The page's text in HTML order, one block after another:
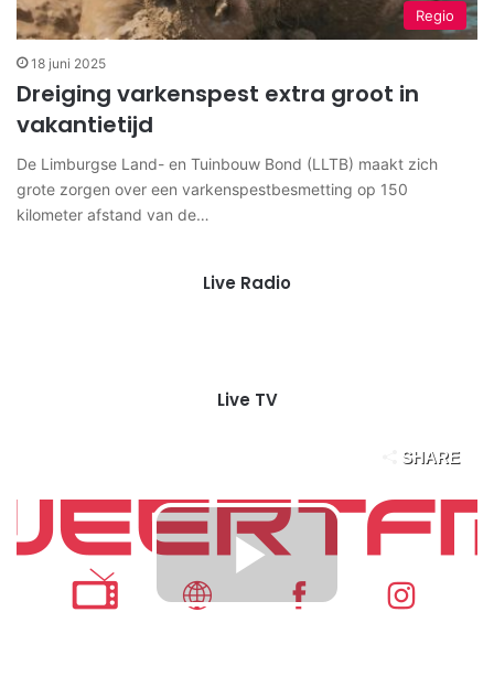
Regio
18 juni 2025
Dreiging varkenspest extra groot in
vakantietijd
De Limburgse Land- en Tuinbouw Bond (LLTB) maakt zich
grote zorgen over een varkenspestbesmetting op 150
kilometer afstand van de…
Live Radio
Live TV